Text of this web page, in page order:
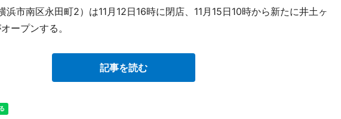
浜市南区永田町2）は11月12日16時に閉店、11月15日10時から新たに井土ヶ
ープンする。
記事を読む